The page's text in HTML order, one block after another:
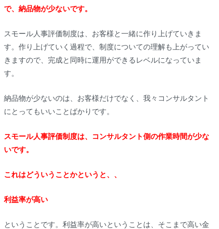
で、納品物が少ないです。
スモール人事評価制度は、お客様と一緒に作り上げていきま
す。作り上げていく過程で、制度についての理解も上がってい
きますので、完成と同時に運用ができるレベルになっていま
す。
納品物が少ないのは、お客様だけでなく、我々コンサルタント
にとってもいいことばかりです。
スモール人事評価制度は、コンサルタント側の作業時間が少な
いです。
これはどういうことかというと、、
利益率が高い
ということです。利益率が高いということは、そこまで高い金